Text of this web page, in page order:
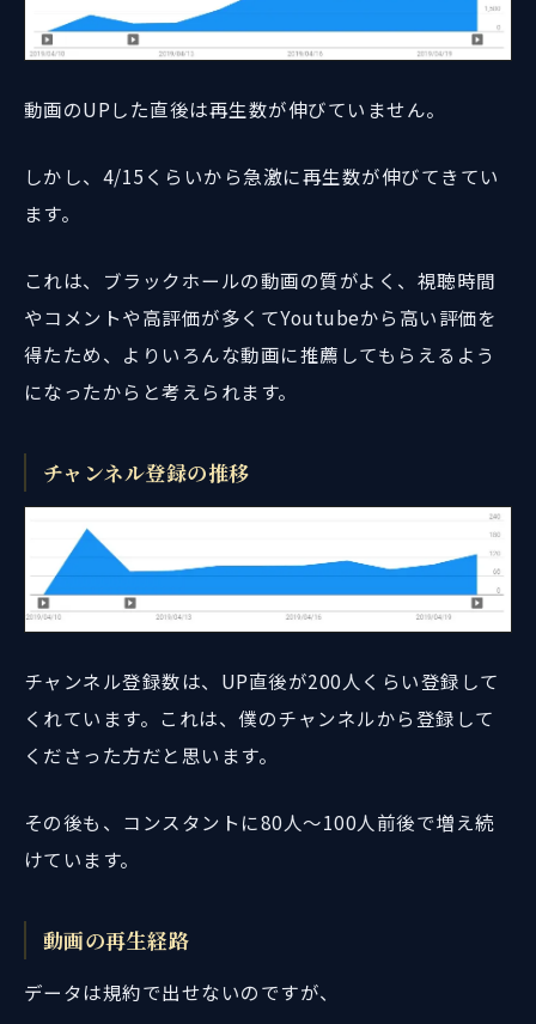
動画のUPした直後は再生数が伸びていません。
しかし、4/15くらいから急激に再生数が伸びてきてい
ます。
これは、ブラックホールの動画の質がよく、視聴時間
やコメントや高評価が多くてYoutubeから高い評価を
得たため、よりいろんな動画に推薦してもらえるよう
になったからと考えられます。
チャンネル登録の推移
チャンネル登録数は、UP直後が200人くらい登録して
くれています。これは、僕のチャンネルから登録して
くださった方だと思います。
その後も、コンスタントに80人～100人前後で増え続
けています。
動画の再生経路
データは規約で出せないのですが、